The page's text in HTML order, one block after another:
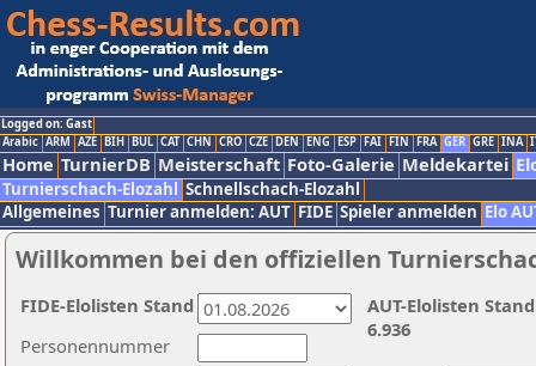
Logged on: Gast
Arabic ARM AZE BIH BUL CAT CHN CRO CZE DEN ENG ESP FAI FIN FRA GER GRE INA
Home TurnierDB Meisterschaft Foto-Galerie Meldekartei
Turnierschach-Elozahl Schnellschach-Elozahl
Allgemeines Turnier anmelden: AUT FIDE Spieler anmelden Elo
Willkommen bei den offiziellen
Personennummer
AUT-Elolisten
6.936
FIDE-Elolisten Stand